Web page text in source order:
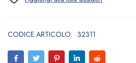
CODICE ARTICOLO: 32311